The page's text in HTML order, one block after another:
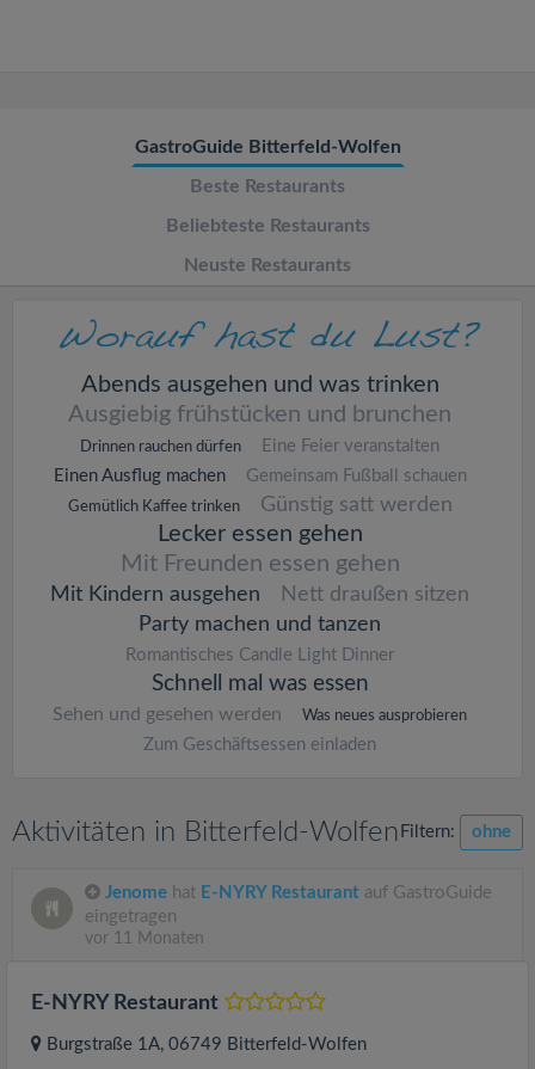
GastroGuide Bitterfeld-Wolfen
Beste Restaurants
Beliebteste Restaurants
Neuste Restaurants
Abends ausgehen und was trinken
Ausgiebig frühstücken und brunchen
Drinnen rauchen dürfen
Eine Feier veranstalten
Einen Ausflug machen
Gemeinsam Fußball schauen
Gemütlich Kaffee trinken Günstig satt werden
Lecker essen gehen
Mit Freunden essen gehen
Mit Kindern ausgehen
Nett draußen sitzen
Party machen und tanzen
Romantisches Candle Light Dinner
Schnell mal was essen
Sehen und gesehen werden Was neues ausprobieren
Zum Geschäftsessen einladen
Aktivitäten in Bitterfeld-Wolfen Filtern: ohne
Jenome hat E-NYRY Restaurant auf GastroGuide
eingetragen
vor 11 Monaten
E-NYRY Restaurant
Burgstraße 1A, 06749 Bitterfeld-Wolfen